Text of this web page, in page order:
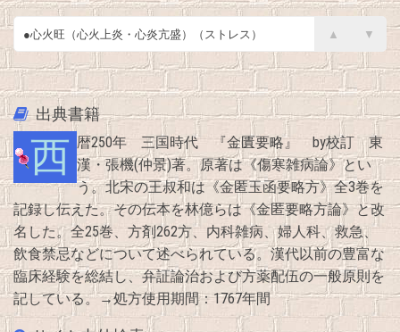
●肝火上炎（肝火旺）
●出血・実熱
●心火旺（心火上炎・心炎亢盛）（ストレス）
▲ ▼
出典書籍
西暦250年 三国時代 『金匱要略』 by校訂 東 漢・張機(仲景)著。原著は《傷寒雑病論》とい
う。北宋の王叔和は《金匿玉函要略方》全3巻を
記録し伝えた。その伝本を林億らは《金匿要略方論》と改
名した。全25巻、方剤262方、内科雑病、婦人科、救急、
飲食禁忌などについて述べられている。漢代以前の豊富な
臨床経験を総結し、弁証論治および方薬配伍の一般原則を
記している。→処方使用期間：1767年間